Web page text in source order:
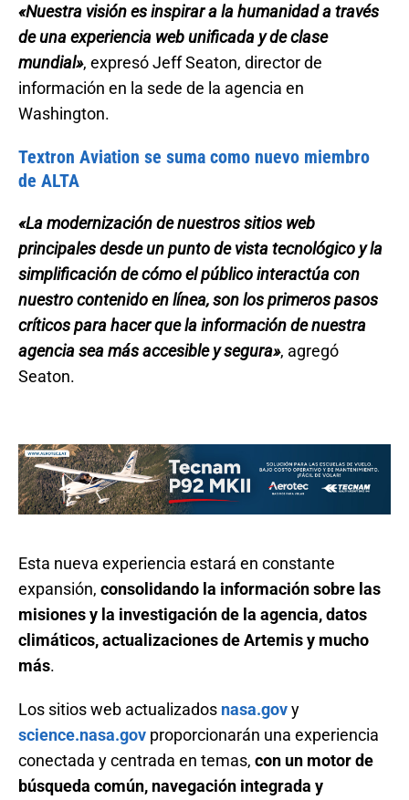
«Nuestra visión es inspirar a la humanidad a través
de una experiencia web unificada y de clase
mundial», expresó Jeff Seaton, director de
información en la sede de la agencia en
Washington.
Textron Aviation se suma como nuevo miembro
de ALTA
«La modernización de nuestros sitios web
principales desde un punto de vista tecnológico y la
simplificación de cómo el público interactúa con
nuestro contenido en línea, son los primeros pasos
críticos para hacer que la información de nuestra
agencia sea más accesible y segura», agregó
Seaton.
Esta nueva experiencia estará en constante
expansión, consolidando la información sobre las
misiones y la investigación de la agencia, datos
climáticos, actualizaciones de Artemis y mucho
más.
Los sitios web actualizados nasa.govy
science.nasa.gov proporcionarán una experiencia
conectada y centrada en temas, con un motor de
búsqueda común, navegación integrada y